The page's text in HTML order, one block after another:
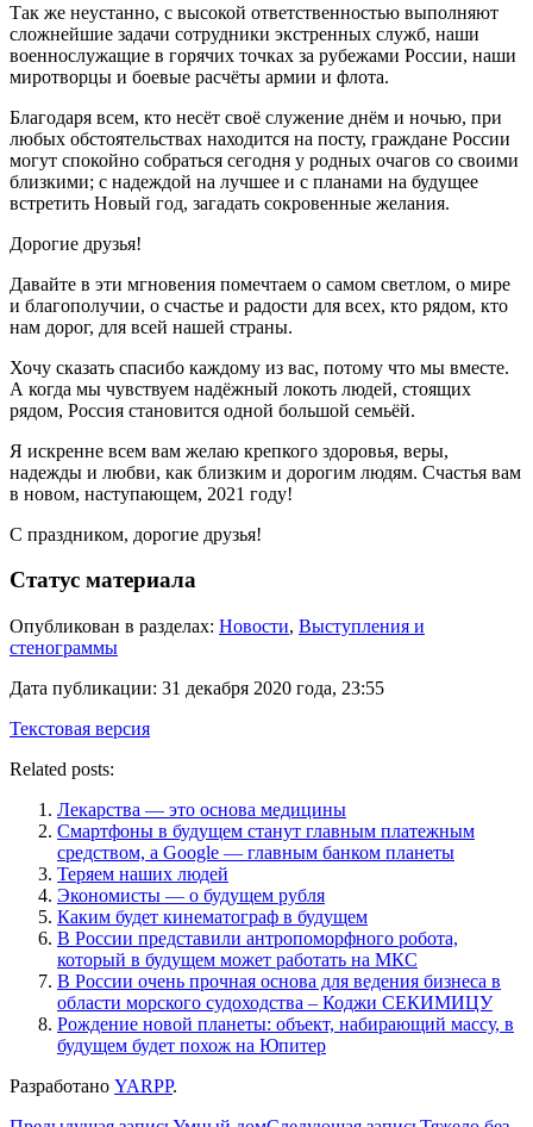
Так же неустанно, с высокой ответственностью выполняют
сложнейшие задачи сотрудники экстренных служб, наши
военнослужащие в горячих точках за рубежами России, наши
миротворцы и боевые расчёты армии и флота.
Благодаря всем, кто несёт своё служение днём и ночью, при
любых обстоятельствах находится на посту, граждане России
могут спокойно собраться сегодня у родных очагов со своими
близкими; с надеждой на лучшее и с планами на будущее
встретить Новый год, загадать сокровенные желания.
Дорогие друзья!
Давайте в эти мгновения помечтаем о самом светлом, о мире
и благополучии, о счастье и радости для всех, кто рядом, кто
нам дорог, для всей нашей страны.
Хочу сказать спасибо каждому из вас, потому что мы вместе.
А когда мы чувствуем надёжный локоть людей, стоящих
рядом, Россия становится одной большой семьёй.
Я искренне всем вам желаю крепкого здоровья, веры,
надежды и любви, как близким и дорогим людям. Счастья вам
в новом, наступающем, 2021 году!
С праздником, дорогие друзья!
Статус материала
Опубликован в разделах: Новости, Выступления и
стенограммы
Дата публикации: 31 декабря 2020 года, 23:55
Текстовая версия
Related posts:
Лекарства — это основа медицины
Смартфоны в будущем станут главным платежным
средством, а Google — главным банком планеты
Теряем наших людей
Экономисты — о будущем рубля
Каким будет кинематограф в будущем
В России представили антропоморфного робота,
который в будущем может работать на МКС
В России очень прочная основа для ведения бизнеса в
области морского судоходства – Коджи СЕКИМИЦУ
Рождение новой планеты: объект, набирающий массу, в
будущем будет похож на Юпитер
Разработано YARPP.